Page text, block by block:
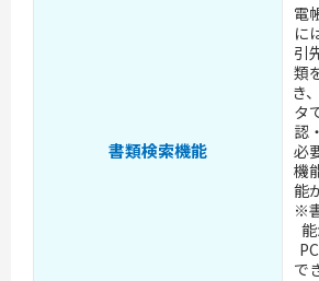
書類検索機能
電
に
引
類
き
タ
認
必
機
能
※
で